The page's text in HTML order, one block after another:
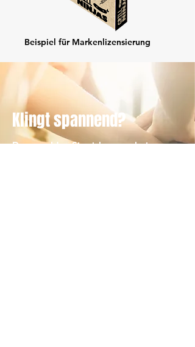
Beispiel für Markenlizensierung
Klingt spannend?
Dann melden Sie sich gerne bei